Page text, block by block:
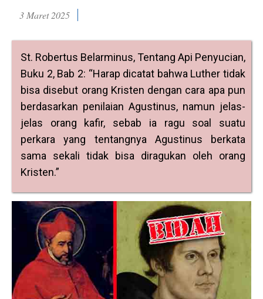
3 Maret 2025
St. Robertus Belarminus, Tentang Api Penyucian,
Buku 2, Bab 2: “Harap dicatat bahwa Luther tidak
bisa disebut orang Kristen dengan cara apa pun
berdasarkan penilaian Agustinus, namun jelas-
jelas orang kafir, sebab ia ragu soal suatu
perkara yang tentangnya Agustinus berkata
sama sekali tidak bisa diragukan oleh orang
Kristen.”